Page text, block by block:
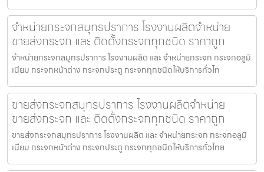
จำหน่ายกระจกสมุทรปราการ โรงงานผลิตจำหน่าย
ขายส่งกระจก และ ติดตั้งกระจกทุกชนิด ราคาถูก
จำหน่ายกระจกสมุทรปราการ โรงงานผลิต และ จำหน่ายกระจก กระจกอลูมิ
เนียม กระจกหน้าต่าง กระจกประตู กระจกทุกชนิดให้บริการทั่วไท
ขายส่งกระจกสมุทรปราการ โรงงานผลิตจำหน่าย
ขายส่งกระจก และ ติดตั้งกระจกทุกชนิด ราคาถูก
ขายส่งกระจกสมุทรปราการ โรงงานผลิต และ จำหน่ายกระจก กระจกอลูมิ
เนียม กระจกหน้าต่าง กระจกประตู กระจกทุกชนิดให้บริการทั่วไทย